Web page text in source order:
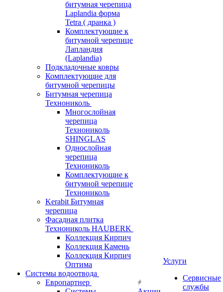
битумная черепица
Laplandia форма
Tetra ( дранка )
Комплектующие к
битумной черепице
Лапландия
(Laplandia)
Подкладочные ковры
Комплектующие для
битумной черепицы
Битумная черепица
Технониколь
Многослойная
черепица
Технониколь
SHINGLAS
Однослойная
черепица
Технониколь
Комплектующие к
битумной черепице
Технониколь
Kerabit Битумная
черепица
Фасадная плитка
Технониколь HAUBERK
Кол​лекция Кирпич
Кол​лекция Камень
Коллекция Кирпич
Оптима
Системы водоотвода
Европартнер
Услуги
Сервисные
службы